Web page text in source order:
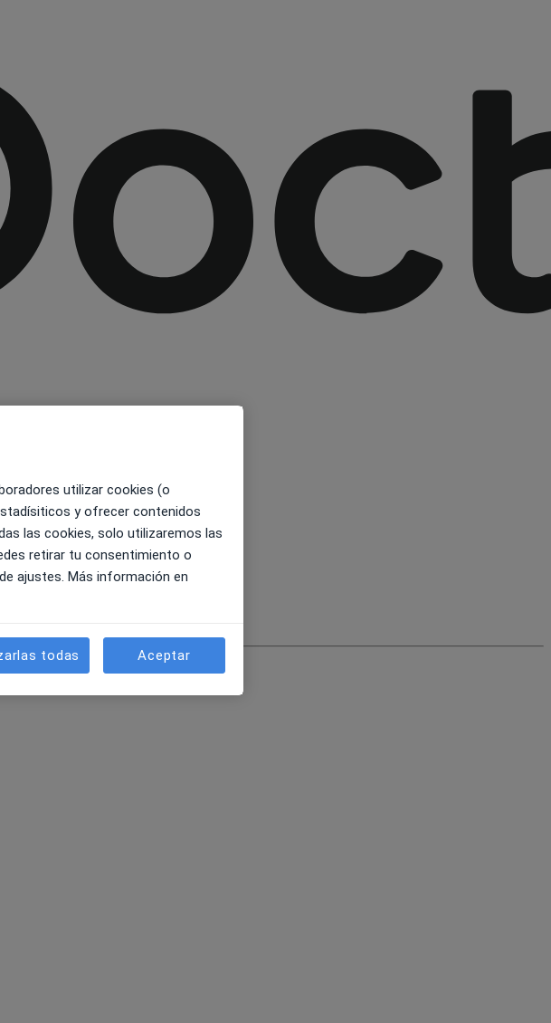
utilizar cookies (o
y ofrecer contenidos
las cookies, solo utilizaremos las
retirar tu consentimiento o
ajustes. Más información en
todas Aceptar